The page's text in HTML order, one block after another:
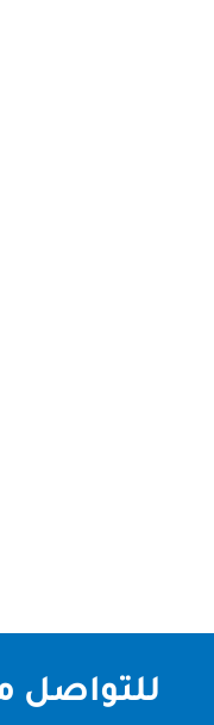
للتواصل